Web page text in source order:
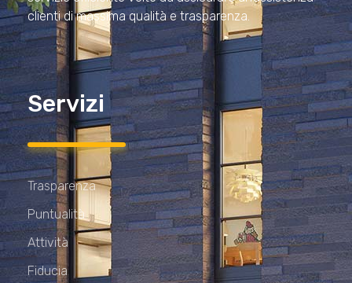
clienti di massima qualità e trasparenza.
Servizi
Trasparenza
Puntualità
Attività
Fiducia